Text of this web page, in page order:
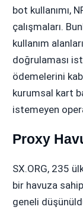
bot kullanımı,
çalışmaları.
kullanım
doğrulaması
ödemelerini
kurumsal kart
istemeyen
Proxy
SX.ORG, 235
bir havuza
geneli